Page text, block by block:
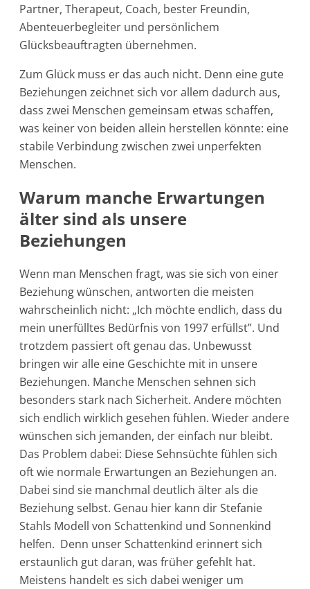
Partner, Therapeut, Coach, bester Freundin,
Abenteuerbegleiter und persönlichem
Glücksbeauftragten übernehmen.
Zum Glück muss er das auch nicht. Denn eine gute
Beziehungen zeichnet sich vor allem dadurch aus,
dass zwei Menschen gemeinsam etwas schaffen,
was keiner von beiden allein herstellen könnte: eine
stabile Verbindung zwischen zwei unperfekten
Menschen.
Warum manche Erwartungen
älter sind als unsere
Beziehungen
Wenn man Menschen fragt, was sie sich von einer
Beziehung wünschen, antworten die meisten
wahrscheinlich nicht: „Ich möchte endlich, dass du
mein unerfülltes Bedürfnis von 1997 erfüllst”. Und
trotzdem passiert oft genau das. Unbewusst
bringen wir alle eine Geschichte mit in unsere
Beziehungen. Manche Menschen sehnen sich
besonders stark nach Sicherheit. Andere möchten
sich endlich wirklich gesehen fühlen. Wieder andere
wünschen sich jemanden, der einfach nur bleibt.
Das Problem dabei: Diese Sehnsüchte fühlen sich
oft wie normale Erwartungen an Beziehungen an.
Dabei sind sie manchmal deutlich älter als die
Beziehung selbst. Genau hier kann dir Stefanie
Stahls Modell von Schattenkind und Sonnenkind
helfen. Denn unser Schattenkind erinnert sich
erstaunlich gut daran, was früher gefehlt hat.
Meistens handelt es sich dabei weniger um